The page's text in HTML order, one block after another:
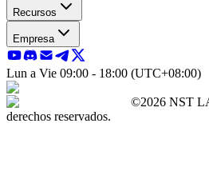
Recursos
Empresa
Lun a Vie 09:00 - 18:00 (UTC+08:00)
©2026 NST
derechos reservados.